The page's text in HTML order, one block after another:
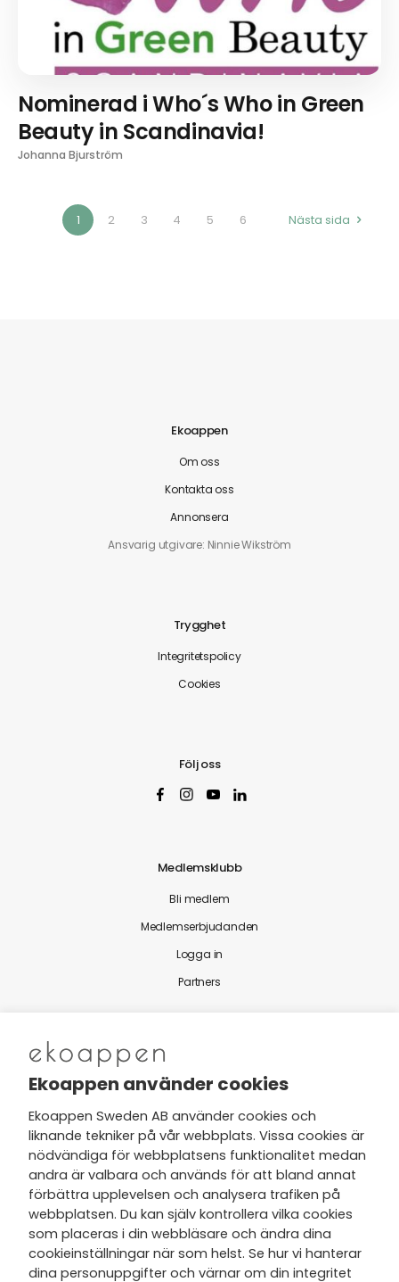
Nominerad i Who´s Who in Green
Beauty in Scandinavia!
Johanna Bjurström
1 2 3 4 5 6 Nästa sida
Ekoappen
Om oss
Kontakta oss
Annonsera
Ansvarig utgivare: Ninnie Wikström
Trygghet
Integritetspolicy
Cookies
Följ oss
Medlemsklubb
Bli medlem
Medlemserbjudanden
Logga in
Partners
Nytt från Ekoappen
Jag har tagit del av Ekoappens
personuppgifts- och
integritetspolicyoch tar gärna del
av nyheter, hälsotips och exklusiva
erbjudanden via min e-post.
Ekoappen använder cookies
Ekoappen Sweden AB använder cookies och
liknande tekniker på vår webbplats. Vissa cookies är
nödvändiga för webbplatsens funktionalitet medan
andra är valbara och används för att bland annat
förbättra upplevelsen och analysera trafiken på
webbplatsen. Du kan själv kontrollera vilka cookies
som placeras i din webbläsare och ändra dina
cookieinställningar när som helst. Se hur vi hanterar
dina personuppgifter och värnar om din integritet